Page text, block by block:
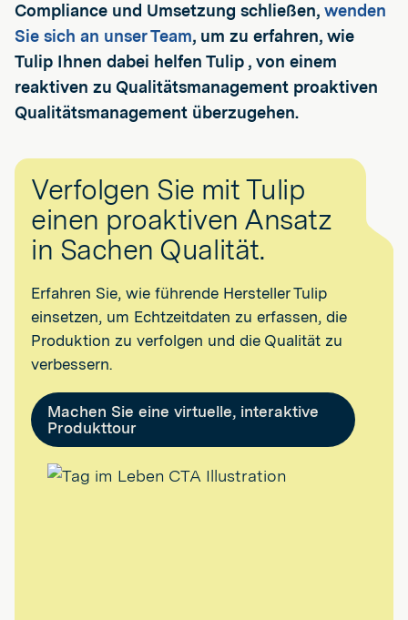
Compliance und Umsetzung schließen, wenden
Sie sich an unser Team, um zu erfahren, wie
Tulip Ihnen dabei helfen Tulip , von einem
reaktiven zu Qualitätsmanagement proaktiven
Qualitätsmanagement überzugehen.
Verfolgen Sie mit Tulip
einen proaktiven Ansatz
in Sachen Qualität.
Erfahren Sie, wie führende Hersteller Tulip
einsetzen, um Echtzeitdaten zu erfassen, die
Produktion zu verfolgen und die Qualität zu
verbessern.
Machen Sie eine virtuelle, interaktive
Produkttour